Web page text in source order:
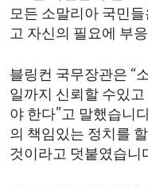
모든 소말리아 국민
고 자신의 필요에 부
블링컨 국무장관은 “
일까지 신뢰할 수있
야 한다”고 말했습니
의 책임있는 정치를
것이라고 덧붙였습니